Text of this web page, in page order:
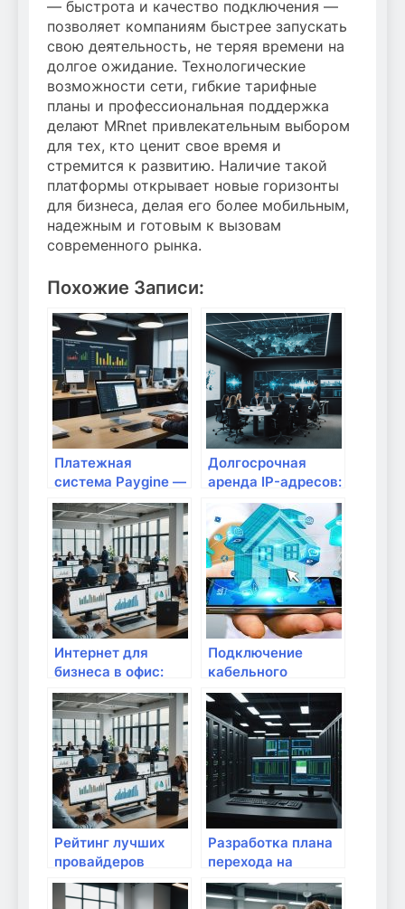
— быстрота и качество подключения —
позволяет компаниям быстрее запускать
свою деятельность, не теряя времени на
долгое ожидание. Технологические
возможности сети, гибкие тарифные
планы и профессиональная поддержка
делают MRnet привлекательным выбором
для тех, кто ценит свое время и
стремится к развитию. Наличие такой
платформы открывает новые горизонты
для бизнеса, делая его более мобильным,
надежным и готовым к вызовам
современного рынка.
Похожие Записи:
Платежная
система Paygine —
быстрый сервис
приема онлайн-
платежей для
бизнеса
Долгосрочная
аренда IP-адресов:
современные
решения для
бизнеса и
интернет-проектов
Интернет для
бизнеса в офис:
надежные
решения от
провайдера
Комфорт XXI век в
Керчи
Подключение
кабельного
Интернета:
настройка и
подключение
модема
Рейтинг лучших
провайдеров
интернет-услуг
Разработка плана
перехода на
оптоволоконный
интернет